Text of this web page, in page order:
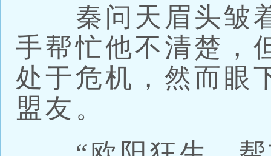
秦问天眉头皱着
手帮忙他不清楚，
处于危机，然而眼
盟友。